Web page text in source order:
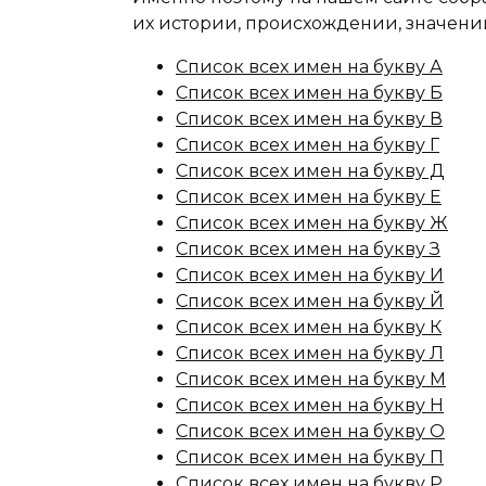
их истории, происхождении,
Список всех имен на букву А
Список всех имен на букву Б
Список всех имен на букву В
Список всех имен на букву Г
Список всех имен на букву Д
Список всех имен на букву Е
Список всех имен на букву Ж
Список всех имен на букву З
Список всех имен на букву И
Список всех имен на букву Й
Список всех имен на букву К
Список всех имен на букву Л
Список всех имен на букву М
Список всех имен на букву Н
Список всех имен на букву О
Список всех имен на букву П